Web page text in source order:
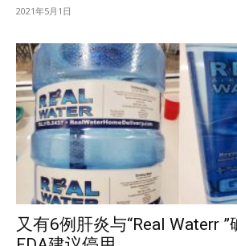
2021年5月1日
又有6例肝炎与“Real Waterr